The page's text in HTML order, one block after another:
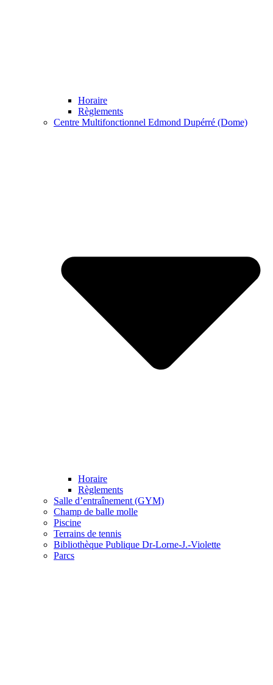
Horaire
Règlements
Centre Multifonctionnel Edmond Dupérré (Dome)
Horaire
Règlements
Salle d’entraînement (GYM)
Champ de balle molle
Piscine
Terrains de tennis
Bibliothèque Publique Dr-Lorne-J.-Violette
Parcs